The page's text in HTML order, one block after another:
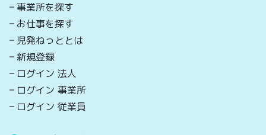
児発ねっとの個人情報の取扱いにつきましては、
シーポリシー
事業所を探す
お仕事を探す
児発ねっととは
新規登録
ログイン 法人
ログイン 事業所
ログイン 従業員